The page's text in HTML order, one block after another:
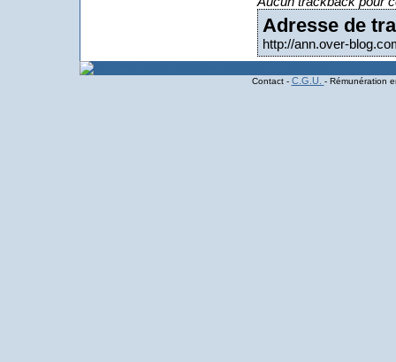
Adresse de
http://ann.over-
Contact - C.G.U. - Rémunération